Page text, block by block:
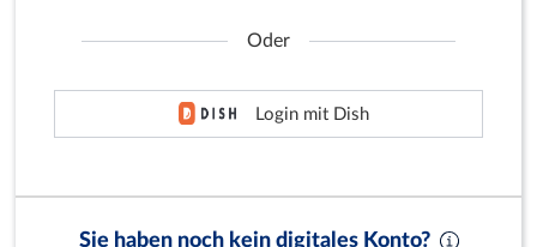
Oder
Login mit Dish
Sie haben noch kein digitales Konto?